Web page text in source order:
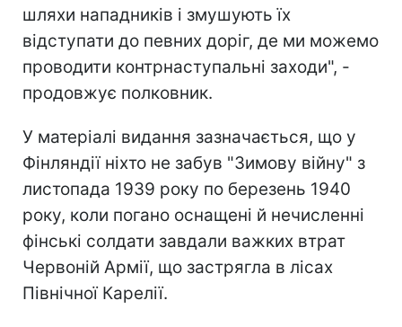
шляхи нападників і змушують їх
відступати до певних доріг, де ми можемо
проводити контрнаступальні заходи", -
продовжує полковник.
У матеріалі видання зазначається, що у
Фінляндії ніхто не забув "Зимову війну" з
листопада 1939 року по березень 1940
року, коли погано оснащені й нечисленні
фінські солдати завдали важких втрат
Червоній Армії, що застрягла в лісах
Північної Карелії.